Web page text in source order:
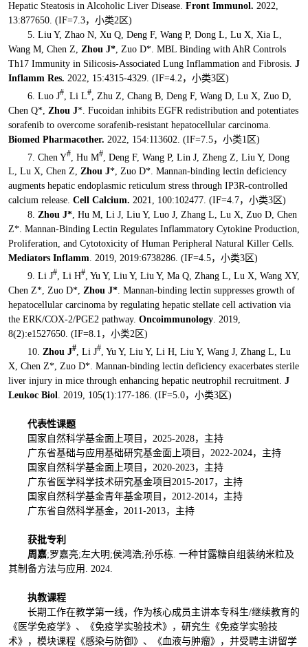
Hepatic Steatosis in Alcoholic Liver Disease. Front Immunol. 2022,
13:877650. (IF=7.3，小类2区)
5. Liu Y, Zhao N, Xu Q, Deng F, Wang P, Dong L, Lu X, Xia L,
Wang M, Chen Z, Zhou J*, Zuo D*. MBL Binding with AhR Controls
Th17 Immunity in Silicosis-Associated Lung Inflammation and Fibrosis. J
Inflamm Res. 2022, 15:4315-4329. (IF=4.2，小类3区)
6. Luo J#, Li L#, Zhu Z, Chang B, Deng F, Wang D, Lu X, Zuo D,
Chen Q*, Zhou J*. Fucoidan inhibits EGFR redistribution and potentiates
sorafenib to overcome sorafenib-resistant hepatocellular carcinoma.
Biomed Pharmacother. 2022, 154:113602. (IF=7.5，小类1区)
7. Chen Y#, Hu M#, Deng F, Wang P, Lin J, Zheng Z, Liu Y, Dong
L, Lu X, Chen Z, Zhou J*, Zuo D*. Mannan-binding lectin deficiency
augments hepatic endoplasmic reticulum stress through IP3R-controlled
calcium release. Cell Calcium. 2021, 100:102477. (IF=4.7，小类3区)
8. Zhou J*, Hu M, Li J, Liu Y, Luo J, Zhang L, Lu X, Zuo D, Chen
Z*. Mannan-Binding Lectin Regulates Inflammatory Cytokine Production,
Proliferation, and Cytotoxicity of Human Peripheral Natural Killer Cells.
Mediators Inflamm. 2019, 2019:6738286. (IF=4.5，小类3区)
9. Li J#, Li H#, Yu Y, Liu Y, Liu Y, Ma Q, Zhang L, Lu X, Wang XY,
Chen Z*, Zuo D*, Zhou J*. Mannan-binding lectin suppresses growth of
hepatocellular carcinoma by regulating hepatic stellate cell activation via
the ERK/COX-2/PGE2 pathway. Oncoimmunology. 2019,
8(2):e1527650. (IF=8.1，小类2区)
10. Zhou J#, Li J#, Yu Y, Liu Y, Li H, Liu Y, Wang J, Zhang L, Lu
X, Chen Z*, Zuo D*. Mannan-binding lectin deficiency exacerbates sterile
liver injury in mice through enhancing hepatic neutrophil recruitment. J
Leukoc Biol . 2019, 105(1):177-186. (IF=5.0，小类3区)
代表性课题
国家自然科学基金面上项目，2025-2028，主持
广东省基础与应用基础研究基金面上项目，2022-2024，主持
国家自然科学基金面上项目，2020-2023，主持
广东省医学科学技术研究基金项目2015-2017，主持
国家自然科学基金青年基金项目，2012-2014，主持
广东省自然科学基金，2011-2013，主持
获批专利
周嘉;罗嘉亮;左大明;侯鸿浩;孙乐栋. 一种甘露糖自组装纳米粒及
其制备方法与应用. 2024.
执教课程
长期工作在教学第一线，作为核心成员主讲本专科生/继续教育的
《医学免疫学》、《免疫学实验技术》，研究生《免疫学实验技
术》，模块课程《感染与防御》、《血液与肿瘤》，并受聘主讲留学